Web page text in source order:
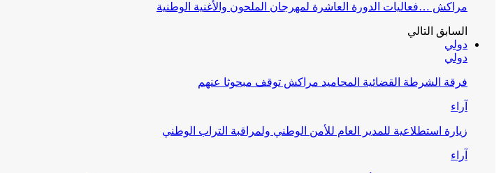
مراكش …فعاليات الدورة العاشرة لمهرجان الملحون والأغنية الوطنية
السابق التالي
دولي
دولي
فرقة الشرطة القضائية المحاميد مراكش توقف مبحوثا عنهم
آراء
زيارة استطلاعية للمدير العام للأمن الوطني ولمراقبة التراب الوطني
آراء